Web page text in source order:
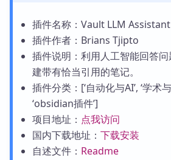
插件名称：Vault LLM Assistant
插件作者：Brians Tjipto
插件说明：利用人工智能回答
建带有恰当引用的笔记。
插件分类：[‘自动化与AI’, ‘学术
‘obsidian插件’]
项目地址： 点我访问
国内下载地址： 下载安装
自述文件： Readme